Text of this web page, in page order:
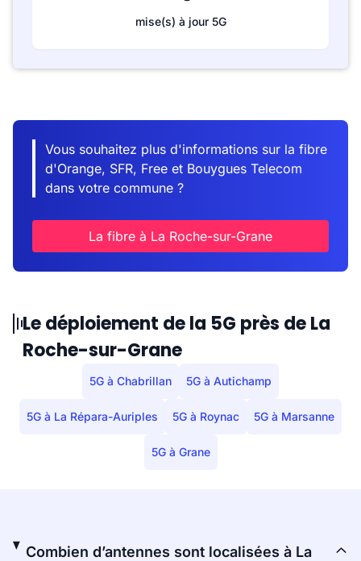
mise(s) à jour 5G
Vous souhaitez plus d'informations sur la fibre
d'Orange, SFR, Free et Bouygues Telecom
dans votre commune ?
La fibre à La Roche-sur-Grane
Le déploiement de la 5G près de La
Roche-sur-Grane
5G à Chabrillan 5G à Autichamp
5G à La Répara-Auriples 5G à Roynac 5G à Marsanne
5G à Grane
Combien d’antennes sont localisées à La